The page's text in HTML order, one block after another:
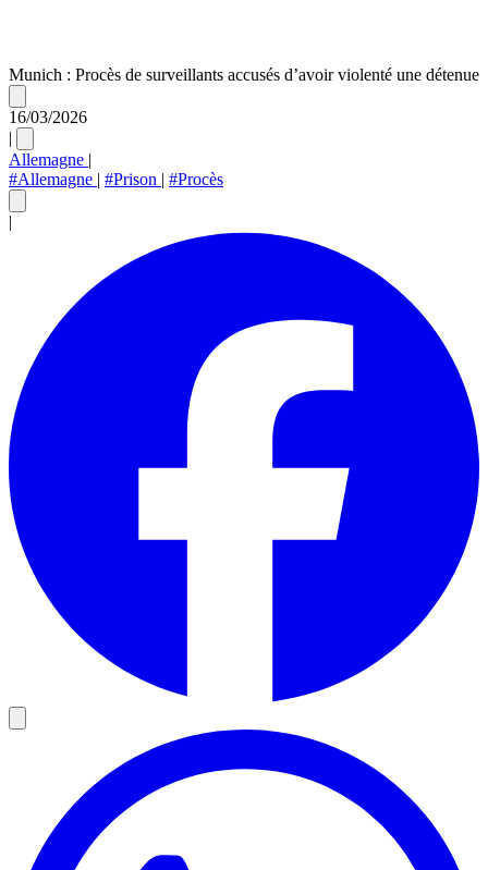
Munich : Procès de surveillants accusés d’avoir violenté une détenue
16/03/2026
|
Allemagne |
#Allemagne | #Prison | #Procès
|